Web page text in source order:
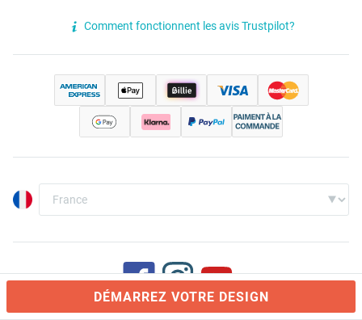
DÉMARREZ VOTRE DESIGN
Comment fonctionnent les avis Trustpilot?